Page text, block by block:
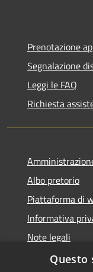
Prenotazione
Segnalazione
Leggi le FAQ
Richiesta
Albo pretorio
Piattaforma di
Informativa
Note legali
Dichiarazione
Questo